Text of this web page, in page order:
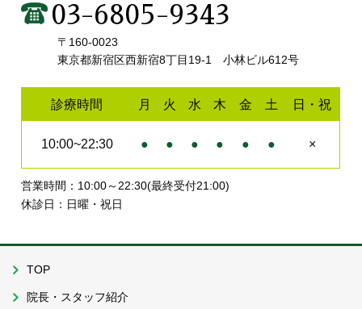
03-6805-9343
〒160-0023
東京都新宿区西新宿8丁目19-1 小林ビル612号
診療時間 月 火 水 木 金 土 日・祝
10:00~22:30 ● ● ● ● ● ● ×
営業時間：10:00～22:30(最終受付21:00)
休診日：日曜・祝日
TOP
院長・スタッフ紹介